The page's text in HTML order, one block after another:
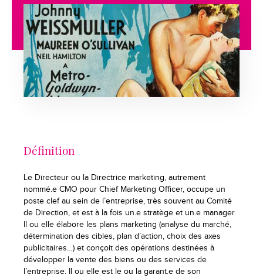
Définition
Le Directeur ou la Directrice marketing, autrement
nommé.e CMO pour Chief Marketing Officer, occupe un
poste clef au sein de l’entreprise, très souvent au Comité
de Direction, et est à la fois un.e stratège et un.e manager.
Il ou elle élabore les plans marketing (analyse du marché,
détermination des cibles, plan d’action, choix des axes
publicitaires…) et conçoit des opérations destinées à
développer la vente des biens ou des services de
l’entreprise. Il ou elle est le ou la garant.e de son